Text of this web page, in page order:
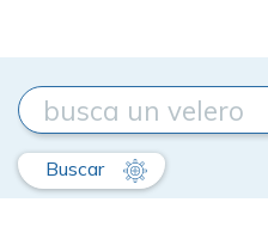
Buscar